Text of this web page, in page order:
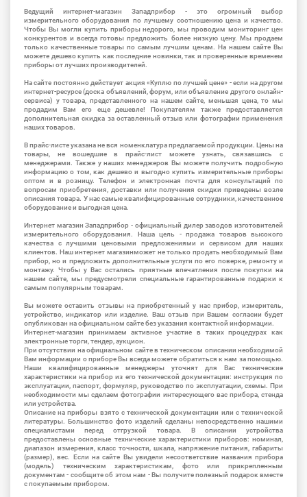
Ведущий интернет-магазин Западприбор - это огромный выбор
измерительного оборудования по лучшему соотношению цена и качество.
Чтобы Вы могли купить приборы недорого, мы проводим мониторинг цен
конкурентов и всегда готовы предложить более низкую цену. Мы продаем
только качественные товары по самым лучшим ценам. На нашем сайте Вы
можете дешево купить как последние новинки, так и проверенные временем
приборы от лучших производителей.
На сайте постоянно действует акция «Куплю по лучшей цене» - если на другом
интернет-ресурсе (доска объявлений, форум, или объявление другого онлайн-
сервиса) у товара, представленного на нашем сайте, меньшая цена, то мы
продадим Вам его еще дешевле! Покупателям также предоставляется
дополнительная скидка за оставленный отзыв или фотографии применения
наших товаров.
В прайс-листе указана не вся номенклатура предлагаемой продукции. Цены на
товары, не вошедшие в прайс-лист можете узнать, связавшись с
менеджерами. Также у наших менеджеров Вы можете получить подробную
информацию о том, как дешево и выгодно купить измерительные приборы
оптом и в розницу. Телефон и электронная почта для консультаций по
вопросам приобретения, доставки или получения скидки приведены возле
описания товара. У нас самые квалифицированные сотрудники, качественное
оборудование и выгодная цена.
Интернет магазин Западприбор - официальный дилер заводов изготовителей
измерительного оборудования. Наша цель - продажа товаров высокого
качества с лучшими ценовыми предложениями и сервисом для наших
клиентов. Наш интернет магазинможет не только продать необходимый Вам
прибор, но и предложить дополнительные услуги по его поверке, ремонту и
монтажу. Чтобы у Вас остались приятные впечатления после покупки на
нашем сайте, мы предусмотрели специальные гарантированные подарки к
самым популярным товарам.
Вы можете оставить отзывы на приобретенный у нас прибор, измеритель,
устройство, индикатор или изделие. Ваш отзыв при Вашем согласии будет
опубликован на официальном сайте без указания контактной информации.
Интернет-магазин принимаем активное участие в таких процедурах как
электронные торги, тендер, аукцион.
При отсутствии на официальном сайте в техническом описании необходимой
Вам информации о приборе Вы всегда можете обратиться к нам за помощью.
Наши квалифицированные менеджеры уточнят для Вас технические
характеристики на прибор из его технической документации: инструкция по
эксплуатации, паспорт, формуляр, руководство по эксплуатации, схемы. При
необходимости мы сделаем фотографии интересующего вас прибора, стенда
или устройства.
Описание на приборы взято с технической документации или с технической
литературы. Большинство фото изделий сделаны непосредственно нашими
специалистами перед отгрузкой товара. В описании устройства
предоставлены основные технические характеристики приборов: номинал,
диапазон измерения, класс точности, шкала, напряжение питания, габариты
(размер), вес. Если на сайте Вы увидели несоответствие названия прибора
(модель) техническим характеристикам, фото или прикрепленным
документам - сообщите об этом нам - Вы получите полезный подарок вместе
с покупаемым прибором.